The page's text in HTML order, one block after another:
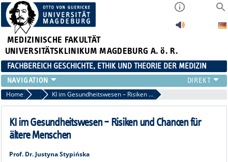
MEDIZINISCHE FAKULTÄT
UNIVERSITÄTSKLINIKUM MAGDEBURG A. ö. R.
FACHBEREICH GESCHICHTE, ETHIK UND THEORIE DER MEDIZIN
UNSER TEAM
LEHRE
FORSCHUNG
DISSERTATIONEN
E-LEARNING
Home 11. Ethiktag der Universitätsmedizin Magdeburg
KI im Gesundheitswesen – Risiken und Chancen für ältere Menschen
KI im Gesundheitswesen – Risiken und Chancen für
ältere Menschen
Prof. Dr. Justyna Stypińska